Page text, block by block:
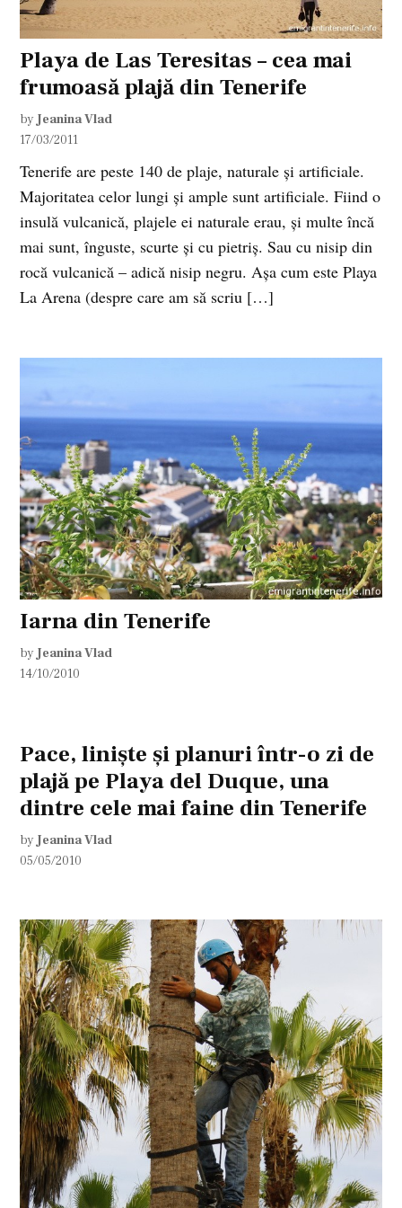
Playa de Las Teresitas – cea mai
frumoasă plajă din Tenerife
by Jeanina Vlad
17/03/2011
Tenerife are peste 140 de plaje, naturale și artificiale.
Majoritatea celor lungi și ample sunt artificiale. Fiind o
insulă vulcanică, plajele ei naturale erau, și multe încă
mai sunt, înguste, scurte și cu pietriș. Sau cu nisip din
rocă vulcanică – adică nisip negru. Așa cum este Playa
La Arena (despre care am să scriu […]
Iarna din Tenerife
by Jeanina Vlad
14/10/2010
Pace, linişte şi planuri într-o zi de
plajă pe Playa del Duque, una
dintre cele mai faine din Tenerife
by Jeanina Vlad
05/05/2010